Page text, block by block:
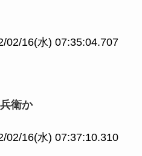
02/16(水) 07:35:04.707
衛か
02/16(水) 07:37:10.310